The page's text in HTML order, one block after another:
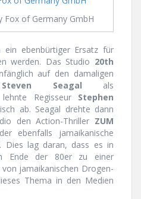
of Germany GmbH
ein ebenbürtiger Ersatz für
werden. Das Studio 20th
auf den damaligen
Steven Seagal als
Regisseur Stephen
ab. Seagal drehte dann
den Action-Thriller ZUM
ebenfalls jamaikanische
Dies lag daran, dass es in
Ende der 80er zu einer
jamaikanischen Drogen-
Thema in den Medien